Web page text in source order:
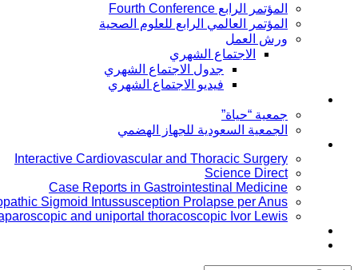
المؤتمر الرابع Fourth Conference
المؤتمر العالمي الرابع للعلوم الصحية
ورش العمل
الاجتماع الشهري
جدول الاجتماع الشهري
فيديو الاجتماع الشهري
جمعية “حياة”
الجمعية السعودية للجهاز الهضمي
Interactive Cardiovascular and Thoracic Surgery
Science Direct
Case Reports in Gastrointestinal Medicine
Sigmoid Intussusception Prolapse per Anus
and uniportal thoracoscopic Ivor Lewis